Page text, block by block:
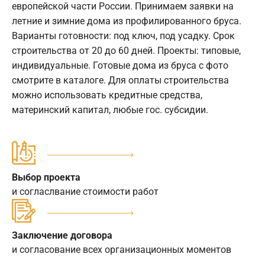
европейской части России. Принимаем заявки на
летние и зимние дома из профилированного бруса.
Варианты готовности: под ключ, под усадку. Срок
строительства от 20 до 60 дней. Проекты: типовые,
индивидуальные. Готовые дома из бруса с фото
смотрите в каталоге. Для оплаты строительства
можно использовать кредитные средства,
материнский капитал, любые гос. субсидии.
Выбор проекта
и согласлвание стоимости работ
Заключение договора
и согласование всех организационных моментов